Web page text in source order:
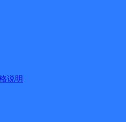
说明
重庆城口城